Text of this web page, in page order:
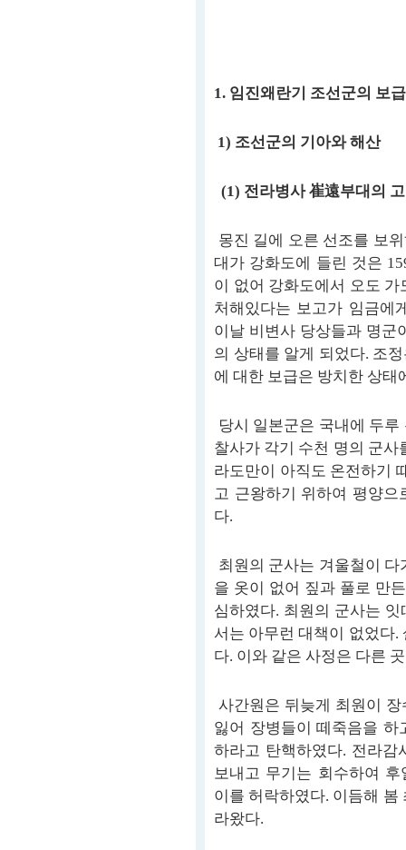
1. 임진왜란기 조선군의 보
1) 조선군의 기아와 해산
(1) 전라병사 崔遠부대의
몽진 길에 오른 선조를 보
대가 강화도에 들린 것은
이 없어 강화도에서 오도
처해있다는 보고가 임금에
이날 비변사 당상들과 명군
의 상태를 알게 되었다. 조
에 대한 보급은 방치한 상태
당시 일본군은 국내에 두
찰사가 각기 수천 명의 군사
라도만이 아직도 온전하기
고 근왕하기 위하여 평양
다.
최원의 군사는 겨울철이
을 옷이 없어 짚과 풀로 만
심하였다. 최원의 군사는
서는 아무런 대책이 없었다.
다. 이와 같은 사정은 다른
사간원은 뒤늦게 최원이
잃어 장병들이 떼죽음을
하라고 탄핵하였다. 전라감
보내고 무기는 회수하여
이를 허락하였다. 이듬해 봄
라왔다.